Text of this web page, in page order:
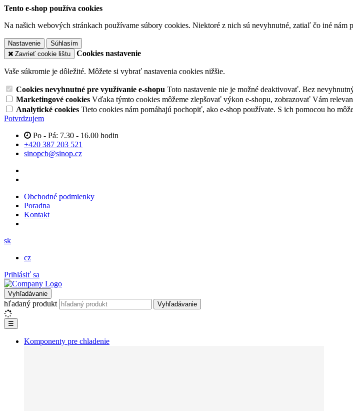
Tento e-shop používa cookies
Na našich webových stránkach používame súbory cookies. Niektoré z nich sú nevyhnutné, zatiaľ čo iné
Nastavenie
Súhlasím
Zavrieť cookie lištu
Cookies nastavenie
Vaše súkromie je dôležité. Môžete si vybrať nastavenia cookies nižšie.
Cookies nevyhnutné pre využívanie e-shopu Toto nastavenie nie je možné deaktivovať. Bez
Marketingové cookies Vďaka týmto cookies môžeme zlepšovať výkon e-shopu, zobrazovať Vám
Analytické cookies Tieto cookies nám pomáhajú pochopiť, ako e-shop používate. S ich pomocou ho
Potvrdzujem
Po - Pá: 7.30 - 16.00 hodin
+420 387 203 521
sinopcb@sinop.cz
Obchodné podmienky
Poradna
Kontakt
sk
cz
Prihlásiť sa
Vyhľadávanie
hľadaný produkt Vyhľadávanie
☰
Komponenty pre chladenie